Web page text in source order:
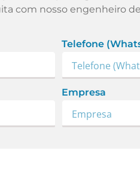
com nosso engenheiro
Telefone
Empresa